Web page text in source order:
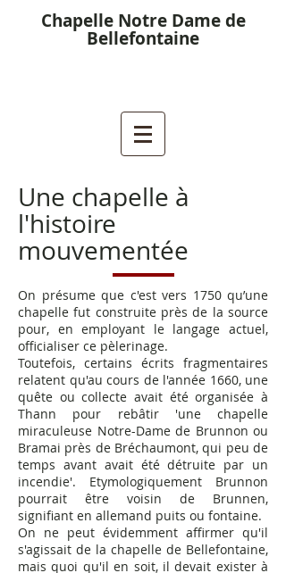
Chapelle Notre Dame de
Bellefontaine
Une chapelle à
l'histoire
mouvementée
On présume que c'est vers 1750 qu’une
chapelle fut construite près de la source
pour, en employant le langage actuel,
officialiser ce pèlerinage.
Toutefois, certains écrits fragmentaires
relatent qu'au cours de l'année 1660, une
quête ou collecte avait été organisée à
Thann pour rebâtir 'une chapelle
miraculeuse Notre-Dame de Brunnon ou
Bramai près de Bréchaumont, qui peu de
temps avant avait été détruite par un
incendie'. Etymologiquement Brunnon
pourrait être voisin de Brunnen,
signifiant en allemand puits ou fontaine.
On ne peut évidemment affirmer qu'il
s'agissait de la chapelle de Bellefontaine,
mais quoi qu'il en soit, il devait exister à